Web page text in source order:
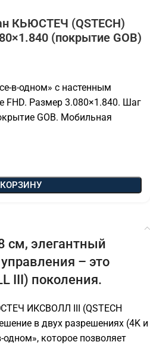
КЬЮСТЕЧ (QSTECH)
(покрытие GOB)
в-одном» с настенным
FHD. Размер 3.080×1.840. Шаг
GOB. Мобильная
КОРЗИНУ
см, элегантный
– это
III) поколения.
ИКСВОЛЛ III (QSTECH
в двух разрешениях (4K и
одном», которое позволяет